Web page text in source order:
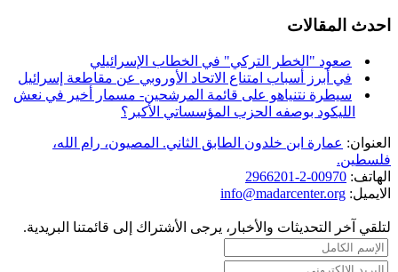
احدث المقالات
صعود "الخطر التركي" في الخطاب الإسرائيلي
في أبرز أسباب امتناع الاتحاد الأوروبي عن مقاطعة إسرائيل
سيطرة نتنياهو على قائمة المرشحين- مسمار أخير في نعش
الليكود بوصفه الحزب المؤسساتي الأكبر؟
العنوان: عمارة ابن خلدون الطابق الثاني. المصيون، رام الله،
فلسطين.
الهاتف: 00970-2-2966201
الايميل: info@madarcenter.org
لتلقي آخر التحديثات والأخبار، يرجى الأشتراك إلى قائمتنا البريدية.